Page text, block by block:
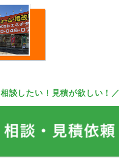
談したい！見積が欲しい！／